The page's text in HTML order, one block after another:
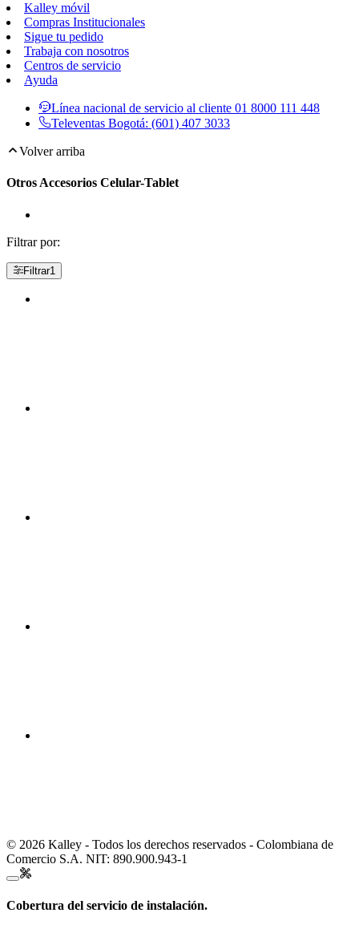
Kalley móvil
Compras Institucionales
Sigue tu pedido
Trabaja con nosotros
Centros de servicio
Ayuda
Línea nacional de servicio al cliente 01 8000 111 448
Televentas Bogotá: (601) 407 3033
Volver arriba
Otros Accesorios Celular-Tablet
Filtrar por:
Filtrar1
© 2026 Kalley - Todos los derechos reservados - Colombiana de
Comercio S.A. NIT: 890.900.943-1
Cobertura del servicio de instalación.